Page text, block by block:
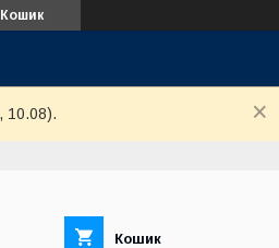
Кошик
10.08).
Кошик